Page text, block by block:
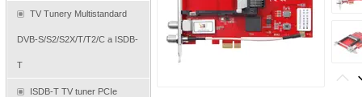
TV Tunery Multistandard
DVB-S/S2/S2X/T/T2/C a ISDB-
T
ISDB-T TV tuner PCIe